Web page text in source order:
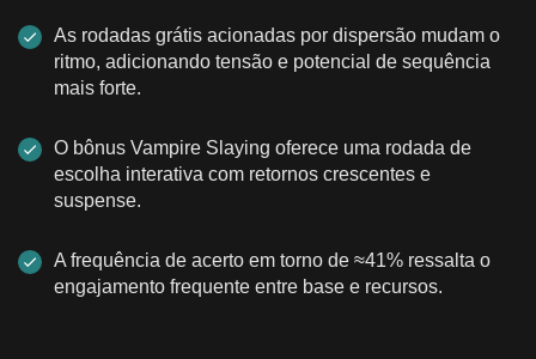
As rodadas grátis acionadas por dispersão mudam o
ritmo, adicionando tensão e potencial de sequência
mais forte.
O bônus Vampire Slaying oferece uma rodada de
escolha interativa com retornos crescentes e
suspense.
A frequência de acerto em torno de ≈41% ressalta o
engajamento frequente entre base e recursos.